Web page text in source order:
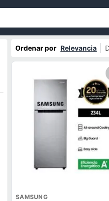
Ordenar por Relevancia
SAMSUNG